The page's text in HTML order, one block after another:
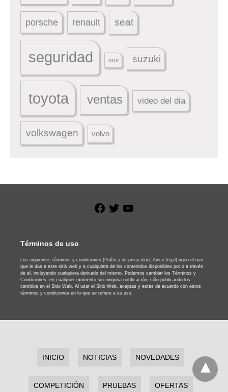
porsche renault seat
seguridad suv suzuki
toyota ventas video del dia
volkswagen volvo
Facebook
Twitter
Términos de uso
Los siguientes términos y condiciones (Política de privacidad, Aviso legal) rigen el uso
que le das a este sitio web y a cualquiera de los contenidos disponibles por o a través
de el, incluyendo cualquiera derivado del mismo. Podemos cambiar los Términos y
Condiciones, en cualquier momento sin ninguna notificación, sólo publicando los
cambios en el Sitio Web. Al usar el Sitio Web, aceptas y estás de acuerdo con estos
términos y condiciones en lo que se refiere a su uso.
INICIO NOTICIAS NOVEDADES
COMPETICIÓN PRUEBAS OFERTAS